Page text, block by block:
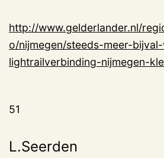
http://www.gelderlander.nl/
o/nijmegen/steeds-meer-
lightrailverbinding-nijmegen-
51
L.Seerden